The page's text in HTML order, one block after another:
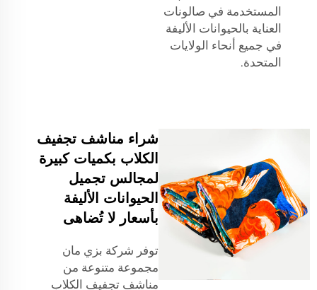
المستخدمة في صالونات
العناية بالحيوانات الأليفة
في جميع أنحاء الولايات
المتحدة.
شراء مناشف تجفيف
الكلاب بكميات كبيرة
لمجالس تجميل
الحيوانات الأليفة
بأسعار لا تُضاهى
توفر شركة بزي مان
مجموعة متنوعة من
مناشف تجفيف الكلاب